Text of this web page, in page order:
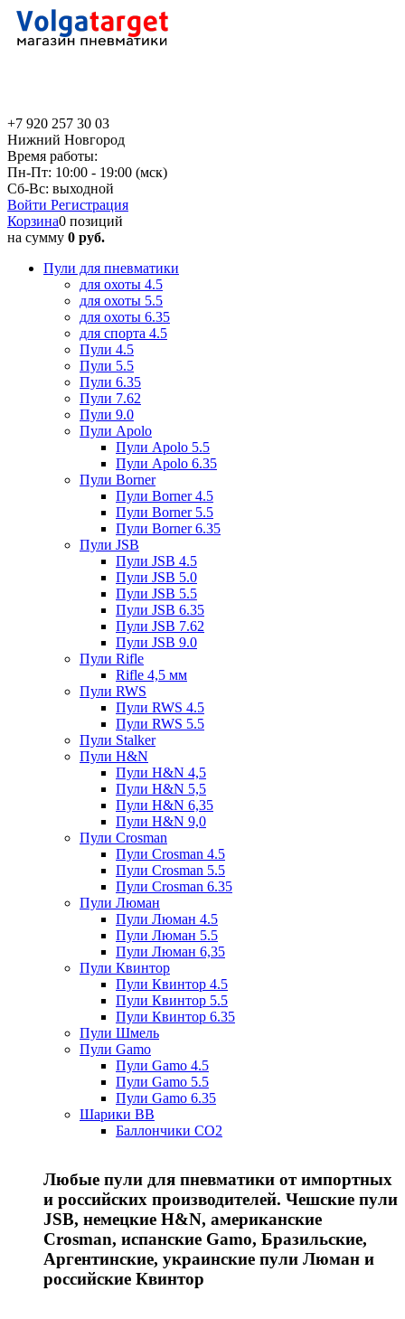
+7 920 257 30 03
Нижний Новгород
Время работы:
Пн-Пт: 10:00 - 19:00 (мск)
Сб-Вс: выходной
Войти Регистрация
Корзина0 позиций
на сумму 0 руб.
Пули для пневматики
для охоты 4.5
для охоты 5.5
для охоты 6.35
для спорта 4.5
Пули 4.5
Пули 5.5
Пули 6.35
Пули 7.62
Пули 9.0
Пули Apolo
Пули Apolo 5.5
Пули Apolo 6.35
Пули Borner
Пули Borner 4.5
Пули Borner 5.5
Пули Borner 6.35
Пули JSB
Пули JSB 4.5
Пули JSB 5.0
Пули JSB 5.5
Пули JSB 6.35
Пули JSB 7.62
Пули JSB 9.0
Пули Rifle
Rifle 4,5 мм
Пули RWS
Пули RWS 4.5
Пули RWS 5.5
Пули Stalker
Пули H&N
Пули H&N 4,5
Пули H&N 5,5
Пули H&N 6,35
Пули H&N 9,0
Пули Crosman
Пули Crosman 4.5
Пули Crosman 5.5
Пули Crosman 6.35
Пули Люман
Пули Люман 4.5
Пули Люман 5.5
Пули Люман 6,35
Пули Квинтор
Пули Квинтор 4.5
Пули Квинтор 5.5
Пули Квинтор 6.35
Пули Шмель
Пули Gamo
Пули Gamo 4.5
Пули Gamo 5.5
Пули Gamo 6.35
Шарики BB
Баллончики CO2
Любые пули для пневматики от импортных
и российских производителей. Чешские пули
JSB, немецкие H&N, американские
Crosman, испанские Gamo, Бразильские,
Аргентинские, украинские пули Люман и
российские Квинтор